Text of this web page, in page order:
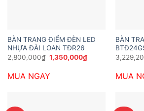
BÀN TRANG ĐIỂM ĐÈN LED
NHỰA ĐÀI LOAN TĐR26
2,800,000₫ Giá
gốc
2,800,000₫.
1,350,000₫Giá
hiện
MUA NGAY
BÀN
MUA